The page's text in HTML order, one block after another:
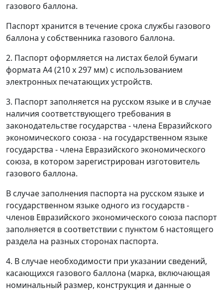
газового баллона.
Паспорт хранится в течение срока службы газового
баллона у собственника газового баллона.
2. Паспорт оформляется на листах белой бумаги
формата А4 (210 х 297 мм) с использованием
электронных печатающих устройств.
3. Паспорт заполняется на русском языке и в случае
наличия соответствующего требования в
законодательстве государства - члена Евразийского
экономического союза - на государственном языке
государства - члена Евразийского экономического
союза, в котором зарегистрирован изготовитель
газового баллона.
В случае заполнения паспорта на русском языке и
государственном языке одного из государств -
членов Евразийского экономического союза паспорт
заполняется в соответствии с пунктом 6 настоящего
раздела на разных сторонах паспорта.
4. В случае необходимости при указании сведений,
касающихся газового баллона (марка, включающая
номинальный размер, конструкция и данные о